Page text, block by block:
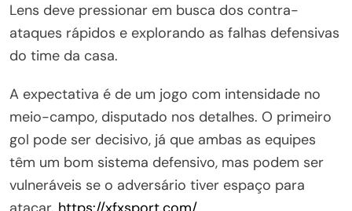
Lens deve pressionar em busca dos contra-
ataques rápidos e explorando as falhas defensivas
do time da casa.
A expectativa é de um jogo com intensidade no
meio-campo, disputado nos detalhes. O primeiro
gol pode ser decisivo, já que ambas as equipes
têm um bom sistema defensivo, mas podem ser
vulneráveis se o adversário tiver espaço para